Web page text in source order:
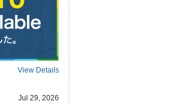
View Details
Jul 29, 2026